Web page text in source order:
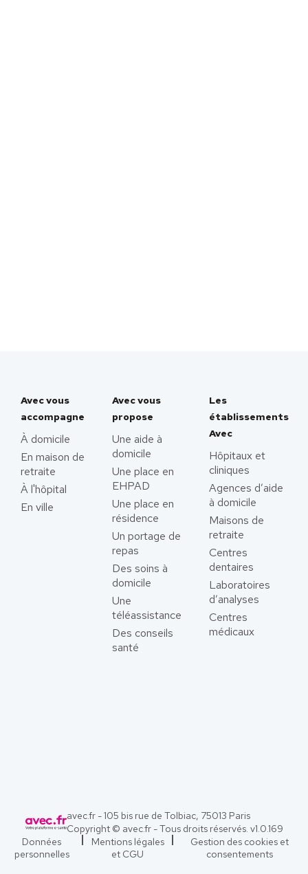
Avec vous
accompagne
À domicile
En maison de
retraite
À l'hôpital
En ville
Avec vous
propose
Une aide à
domicile
Une place en
EHPAD
Une place en
résidence
Un portage de
repas
Des soins à
domicile
Une
téléassistance
Des conseils
santé
Les
établissements
Avec
Hôpitaux et
cliniques
Agences d’aide
à domicile
Maisons de
retraite
Centres
dentaires
Laboratoires
d’analyses
Centres
médicaux
avec.fr - 105 bis rue de Tolbiac, 75013 Paris
Copyright © avec.fr - Tous droits réservés. v1.0.169
Données
personnelles
Mentions légales
et CGU
Gestion des cookies et
consentements